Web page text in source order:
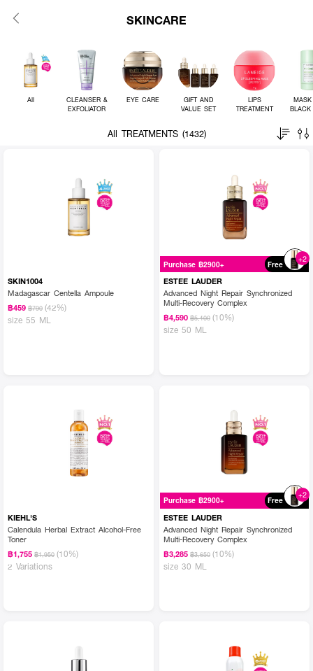
SKINCARE
All
CLEANSER &
EXFOLIATOR
EYE CARE
GIFT AND
VALUE SET
LIPS
TREATMENT
BLACK
All TREATMENTS (1432)
SKIN1004
Madagascar Centella Ampoule
฿459 ฿790 (42%)
size 55 ML
Purchase ฿2900+ Free
+2
ESTEE LAUDER
Advanced Night Repair Synchronized
Multi-Recovery Complex
฿4,590 ฿5,100 (10%)
size 50 ML
KIEHL'S
Calendula Herbal Extract Alcohol-Free
Toner
฿1,755 ฿1,950 (10%)
2 Variations
Purchase ฿2900+ Free
+2
ESTEE LAUDER
Advanced Night Repair Synchronized
Multi-Recovery Complex
฿3,285 ฿3,650 (10%)
size 30 ML